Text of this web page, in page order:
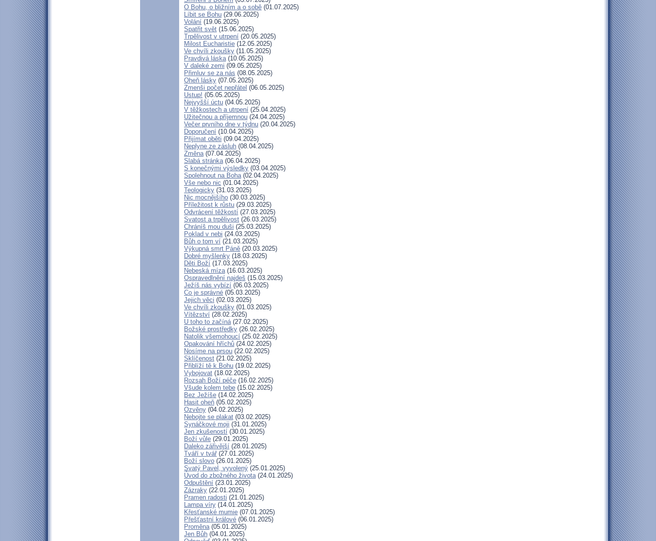
O Bohu, o bližním a o sobě (01.07.2025)
Líbit se Bohu (29.06.2025)
Volání (19.06.2025)
Spatřit svět (15.06.2025)
Trpělivost v utrpení (20.05.2025)
Milost Eucharistie (12.05.2025)
Ve chvíli zkoušky (11.05.2025)
Pravdivá láska(10.05.2025)
V daleké zemi (09.05.2025)
Přimluv se za nás (08.05.2025)
Oheň lásky (07.05.2025)
Zmenši počet nepřátel (06.05.2025)
Ustup! (05.05.2025)
Nejvyšší úctu (04.05.2025)
V těžkostech a utrpení (25.04.2025)
Užitečnou a příjemnou (24.04.2025)
Večer prvního dne v týdnu (20.04.2025)
Doporučení (10.04.2025)
Přijímat oběti (09.04.2025)
Neplyne ze zásluh (08.04.2025)
Změna(07.04.2025)
Slabá stránka(06.04.2025)
S konečnými výsledky (03.04.2025)
Spolehnout na Boha(02.04.2025)
Vše nebo nic (01.04.2025)
Teologicky (31.03.2025)
Nic mocnějšího (30.03.2025)
Příležitost k růstu (29.03.2025)
Odvrácení těžkostí (27.03.2025)
Svatost a trpělivost (26.03.2025)
Chráníš mou duši (25.03.2025)
Poklad v nebi (24.03.2025)
Bůh o tom ví (21.03.2025)
Výkupná smrt Páně (20.03.2025)
Dobré myšlenky (18.03.2025)
Děti Boží (17.03.2025)
Nebeská míza(16.03.2025)
Ospravedlnění najdeš (15.03.2025)
Ježíš nás vybízí (06.03.2025)
Co je správné (05.03.2025)
Jejich věci (02.03.2025)
Ve chvíli zkoušky (01.03.2025)
Vítězství (28.02.2025)
U toho to začíná(27.02.2025)
Božské prostředky (26.02.2025)
Natolik všemohoucí (25.02.2025)
Opakování hříchů (24.02.2025)
Nosíme na prsou (22.02.2025)
Sklíčenost (21.02.2025)
Přiblíží tě k Bohu (19.02.2025)
Vybojovat (18.02.2025)
Rozsah Boží péče (16.02.2025)
Všude kolem tebe (15.02.2025)
Bez Ježíše (14.02.2025)
Hasit oheň (05.02.2025)
Ozvěny (04.02.2025)
Nebojte se plakat (03.02.2025)
Synáčkové moji (31.01.2025)
Jen zkušeností (30.01.2025)
Boží vůle (29.01.2025)
Daleko zářivější (28.01.2025)
Tváří v tvář(27.01.2025)
Boží slovo (26.01.2025)
Svatý Pavel, vyvolený (25.01.2025)
Úvod do zbožného života(24.01.2025)
Odpuštění (23.01.2025)
Zázraky (22.01.2025)
Pramen radosti (21.01.2025)
Lampa víry (14.01.2025)
Křesťanské mumie (07.01.2025)
Přešťastní králové (06.01.2025)
Proměna(05.01.2025)
Jen Bůh (04.01.2025)